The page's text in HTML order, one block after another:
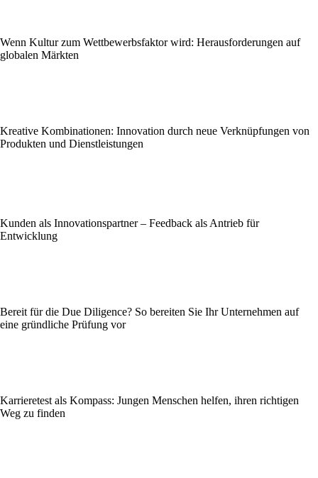
Wenn Kultur zum Wettbewerbsfaktor wird: Herausforderungen auf
globalen Märkten
Kreative Kombinationen: Innovation durch neue Verknüpfungen von
Produkten und Dienstleistungen
Kunden als Innovationspartner – Feedback als Antrieb für
Entwicklung
Bereit für die Due Diligence? So bereiten Sie Ihr Unternehmen auf
eine gründliche Prüfung vor
Karrieretest als Kompass: Jungen Menschen helfen, ihren richtigen
Weg zu finden